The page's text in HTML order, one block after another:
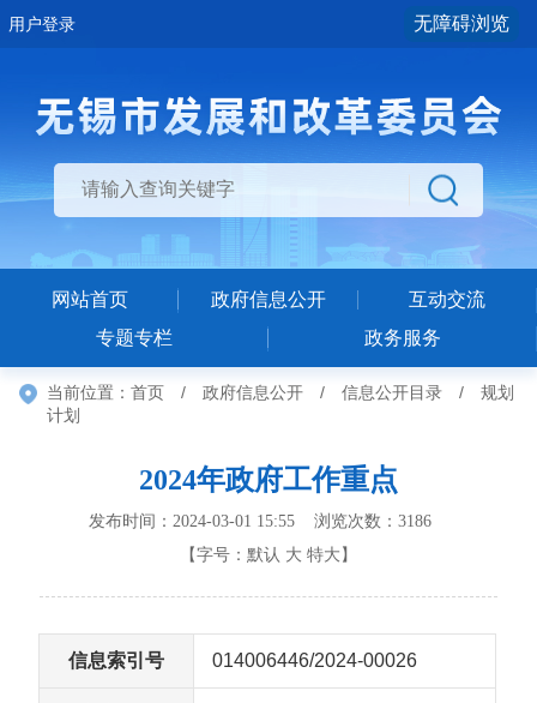
用户登录 无障碍浏览
网站首页 政府信息公开
互动交流
专题专栏
政务服务
当前位置： 首页 / 政府信息公开 / 信息公开目录 /
规划
计划
2024年政府工作重点
发布时间：2024-03-01 15:55 浏览次数：3186
【字号： 默认 大 特大 】
信息索引号 014006446/2024-00026